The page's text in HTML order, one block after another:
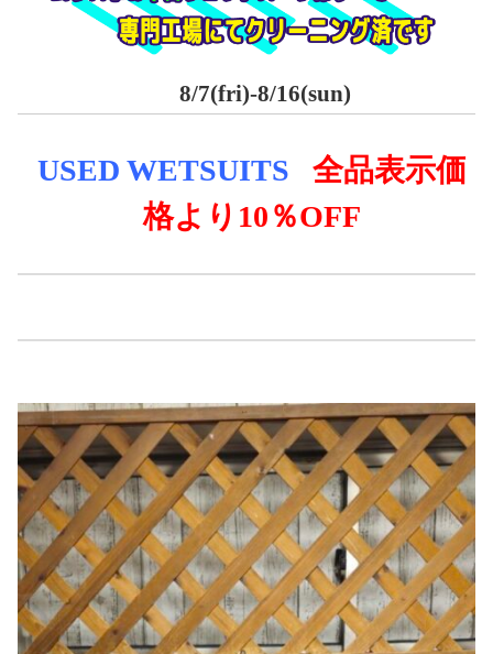
8/7(fri)-8/16(sun)
USED WETSUITS
全品表示価
格より 10％OFF